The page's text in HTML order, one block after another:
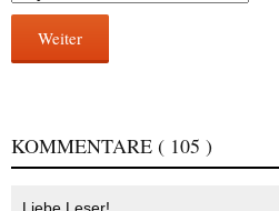
Weiter
KOMMENTARE ( 105 )
Liebe Leser!